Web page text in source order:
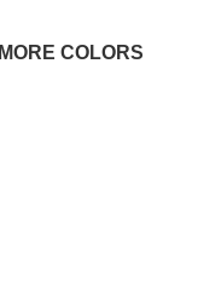
MORE COLORS